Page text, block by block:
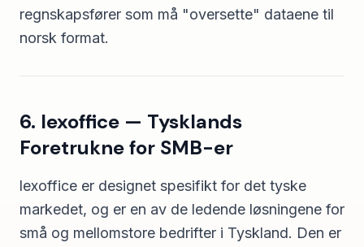
regnskapsfører som må "oversette" dataene til
norsk format.
6. lexoffice — Tysklands
Foretrukne for SMB-er
lexoffice er designet spesifikt for det tyske
markedet, og er en av de ledende løsningene for
små og mellomstore bedrifter i Tyskland. Den er